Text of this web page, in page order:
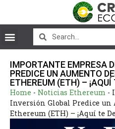
IMPORTANTE EMPRESA
PREDICE UN AUMENTO
ETHEREUM (ETH) –
Home - Noticias Ethereum -
Inversión Global Predice un
Ethereum (ETH) – ¡Aquí te